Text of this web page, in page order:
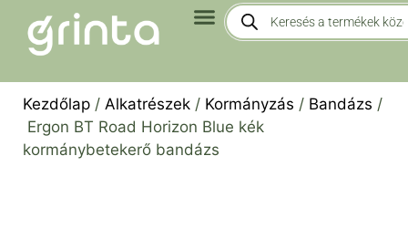
Kezdőlap / Alkatrészek / Kormányzás / Bandázs /
Ergon BT Road Horizon Blue kék
kormánybetekerő bandázs